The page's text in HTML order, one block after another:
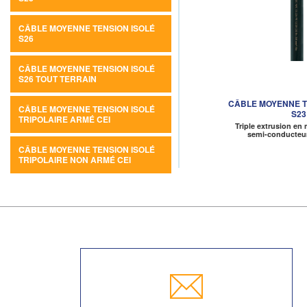
CÂBLE MOYENNE TENSION ISOLÉ
S26
CÂBLE MOYENNE TENSION ISOLÉ
S26 TOUT TERRAIN
CÂBLE MOYENNE TENSION ISOLÉ
TRIPOLAIRE ARMÉ CEI
CÂBLE MOYENNE TENSION ISOLÉ
TRIPOLAIRE NON ARMÉ CEI
CÂBLE MOYENNE
S23
Triple extrusion en
semi-